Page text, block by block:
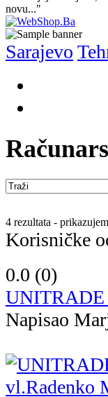
novu..."
Sarajevo
4 rezultata -
Korisničke
0.0 (0)
UNITRADE
Napisao